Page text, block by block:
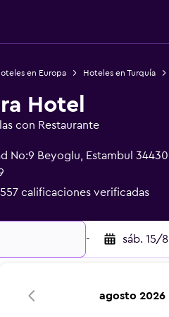
en Europa Hoteles en Turquía
Hotel
con Restaurante
No:9 Beyoglu, Estambul 34430
557 calificaciones verificadas
- sáb. 15/8
habitación
agosto 2026